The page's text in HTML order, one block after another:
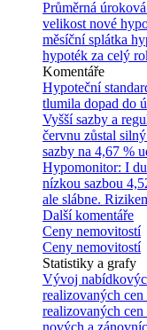
Průměrná
velikost nové
měsíční splátka
hypoték za celý
Komentáře
Hypoteční
tlumila dopad do
Vyšší sazby a
červnu zůstal silný
sazby na 4,67 %
Hypomonitor: I
nízkou sazbou
ale slábne.
Další komentáře
Ceny nemovitostí
Ceny nemovitostí
Statistiky a grafy
Vývoj
realizovaných cen
realizovaných
nových a